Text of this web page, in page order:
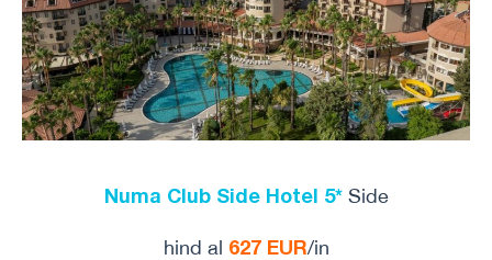
Numa Club Side Hotel 5* Side
hind al 627EUR/in